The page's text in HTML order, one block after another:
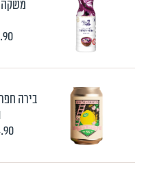
משקה
בירה